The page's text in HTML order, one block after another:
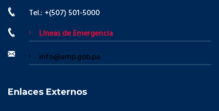
Tel.: +(507) 501-5000
Líneas de Emergencia
info@amp.gob.pa
Enlaces Externos